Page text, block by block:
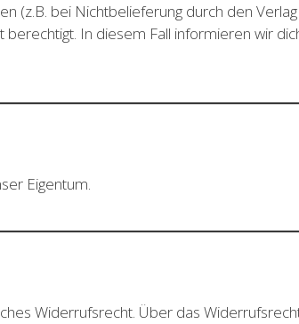
(z.B. bei Nichtbelieferung durch den Verlag
In diesem Fall informieren wir
Eigentum.
Widerrufsrecht. Über das